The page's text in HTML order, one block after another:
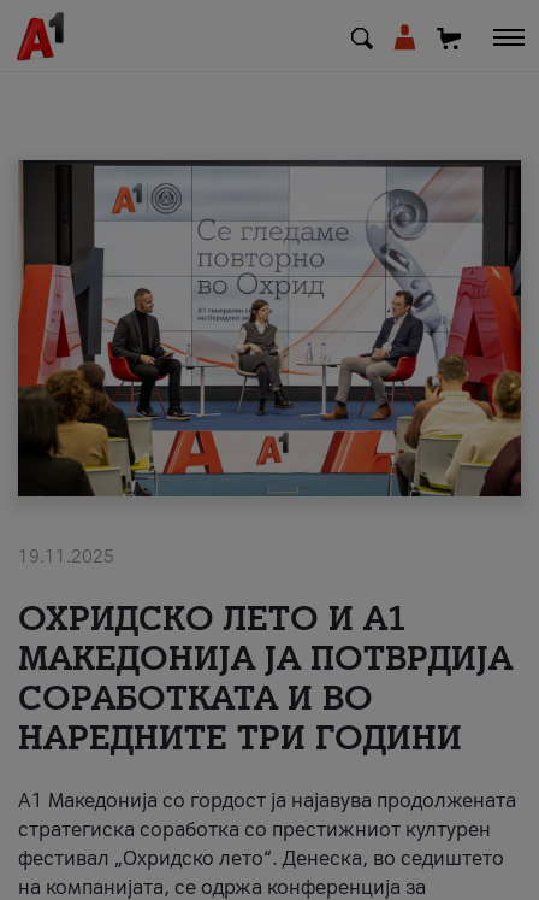
МК SQ
Приватни Деловни
Поддршка
Надополни кредит
#ПодобарОнлајн
19.11.2025
ОХРИДСКО ЛЕТО И A1
МАКЕДОНИЈА ЈА ПОТВРДИЈА
СОРАБОТКАТА И ВО
НАРЕДНИТЕ ТРИ ГОДИНИ
A1 Македонија со гордост ја најавува продолжената
стратегиска соработка со престижниот културен
фестивал „Охридско лето“. Денеска, во седиштето
на компанијата, се одржа конференција за